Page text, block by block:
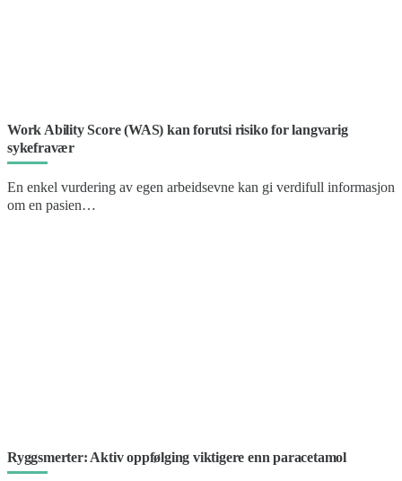
Work Ability Score (WAS) kan forutsi risiko for langvarig
sykefravær
En enkel vurdering av egen arbeidsevne kan gi verdifull informasjon
om en pasien…
Ryggsmerter: Aktiv oppfølging viktigere enn paracetamol